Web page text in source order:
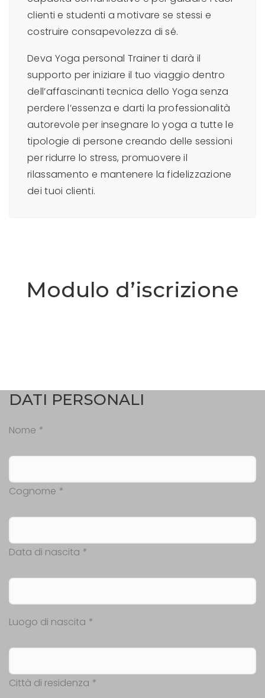
clienti e studenti a motivare se stessi e
costruire consapevolezza di sé.
Deva Yoga personal Trainer ti darà il
supporto per iniziare il tuo viaggio dentro
dell’affascinanti tecnica dello Yoga senza
perdere l’essenza e darti la professionalità
autorevole per insegnare lo yoga a tutte le
tipologie di persone creando delle sessioni
per ridurre lo stress, promuovere il
rilassamento e mantenere la fidelizzazione
dei tuoi clienti.
Modulo d’iscrizione
DATI PERSONALI
Nome *
Cognome *
Data di nascita *
Luogo di nascita *
Città di residenza *